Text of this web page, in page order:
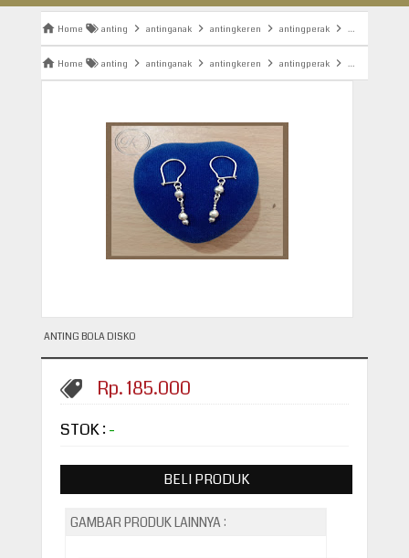
Home anting antinganak antingkeren antingperak antingremaja
Home anting antinganak antingkeren antingperak antingremaja
ANTING BOLA DISKO
Rp. 185.000
STOK : -
BELI PRODUK
GAMBAR PRODUK LAINNYA :